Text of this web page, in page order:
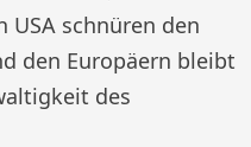
schnüren den
den Europäern bleibt
des